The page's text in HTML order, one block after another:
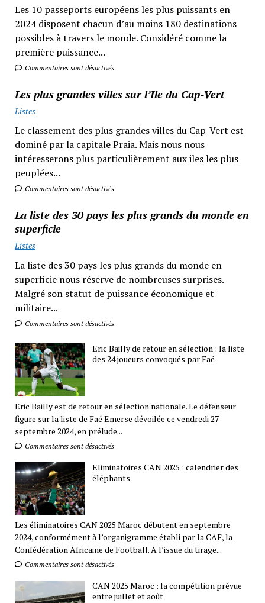
Les 10 passeports européens les plus puissants en
2024 disposent chacun d’au moins 180 destinations
possibles à travers le monde. Considéré comme la
première puissance...
Commentaires sont désactivés
Les plus grandes villes sur l’Ile du Cap-Vert
Listes
Le classement des plus grandes villes du Cap-Vert est
dominé par la capitale Praia. Mais nous nous
intéresserons plus particulièrement aux iles les plus
peuplées...
Commentaires sont désactivés
La liste des 30 pays les plus grands du monde en
superficie
Listes
La liste des 30 pays les plus grands du monde en
superficie nous réserve de nombreuses surprises.
Malgré son statut de puissance économique et
militaire...
Commentaires sont désactivés
Eric Bailly de retour en sélection : la liste
des 24 joueurs convoqués par Faé
Eric Bailly est de retour en sélection nationale. Le défenseur
figure sur la liste de Faé Emerse dévoilée ce vendredi 27
septembre 2024, en prélude...
Commentaires sont désactivés
Eliminatoires CAN 2025 : calendrier des
éléphants
Les éliminatoires CAN 2025 Maroc débutent en septembre
2024, conformément à l’organigramme établi par la CAF, la
Confédération Africaine de Football. A l’issue du tirage...
Commentaires sont désactivés
CAN 2025 Maroc : la compétition prévue
entre juillet et août